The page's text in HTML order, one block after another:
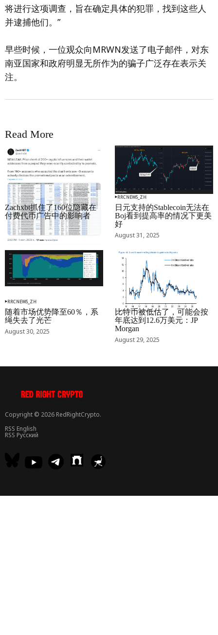
将进行这项调查，旨在确定具体的犯罪，找到这些人
并逮捕他们。”
早些时候，一位观众向MRWN发送了电子邮件，对东
南亚国家和政府明显无所作为的骗子广泛存在表示关
注。
Read More
RRCNEWS_ZH
Zachxbt抓住了160位隐藏在
付费代币广告中的影响者
September 01, 2025
RRCNEWS_ZH
日元支持的Stablecoin无法在
Boj看到提高率的情况下更美
好
August 31, 2025
RRCNEWS_ZH
随着市场优势降至60％，系
绳失去了光芒
August 30, 2025
RRCNEWS_ZH
比特币被低估了，可能会按
年底达到12.6万美元：JP
Morgan
August 29, 2025
Copyright © 2026 RedRightCrypto.
RSS English
RSS Русский